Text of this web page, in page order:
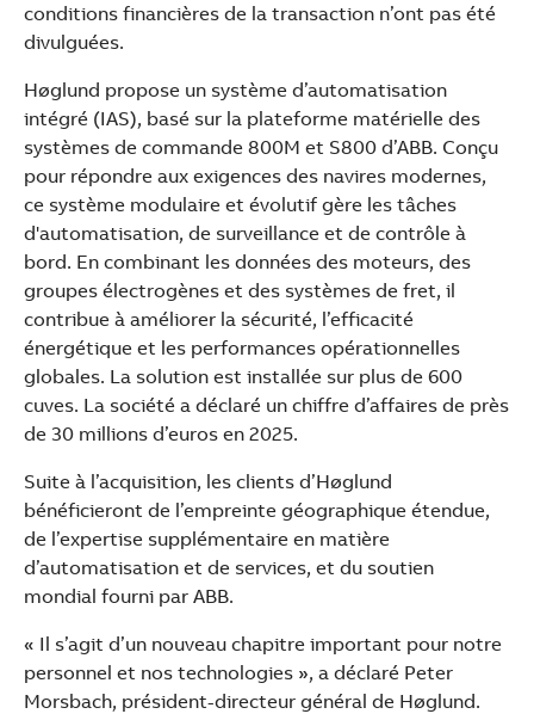
conditions financières de la transaction n’ont pas été
divulguées.
Høglund propose un système d’automatisation
intégré (IAS), basé sur la plateforme matérielle des
systèmes de commande 800M et S800 d’ABB. Conçu
pour répondre aux exigences des navires modernes,
ce système modulaire et évolutif gère les tâches
d'automatisation, de surveillance et de contrôle à
bord. En combinant les données des moteurs, des
groupes électrogènes et des systèmes de fret, il
contribue à améliorer la sécurité, l’efficacité
énergétique et les performances opérationnelles
globales. La solution est installée sur plus de 600
cuves. La société a déclaré un chiffre d’affaires de près
de 30 millions d’euros en 2025.
Suite à l’acquisition, les clients d’Høglund
bénéficieront de l’empreinte géographique étendue,
de l’expertise supplémentaire en matière
d’automatisation et de services, et du soutien
mondial fourni par ABB.
« Il s’agit d’un nouveau chapitre important pour notre
personnel et nos technologies », a déclaré Peter
Morsbach, président-directeur général de Høglund.